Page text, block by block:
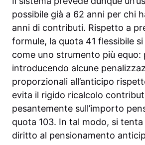
possibile già a 62 anni per chi
anni di contributi. Rispetto a
formule, la quota 41 flessibile
come uno strumento più equo:
introducendo alcune
proporzionali all’anticipo
evita il rigido ricalcolo
pesantemente sull’importo
quota 103. In tal modo, si
diritto al pensionamento